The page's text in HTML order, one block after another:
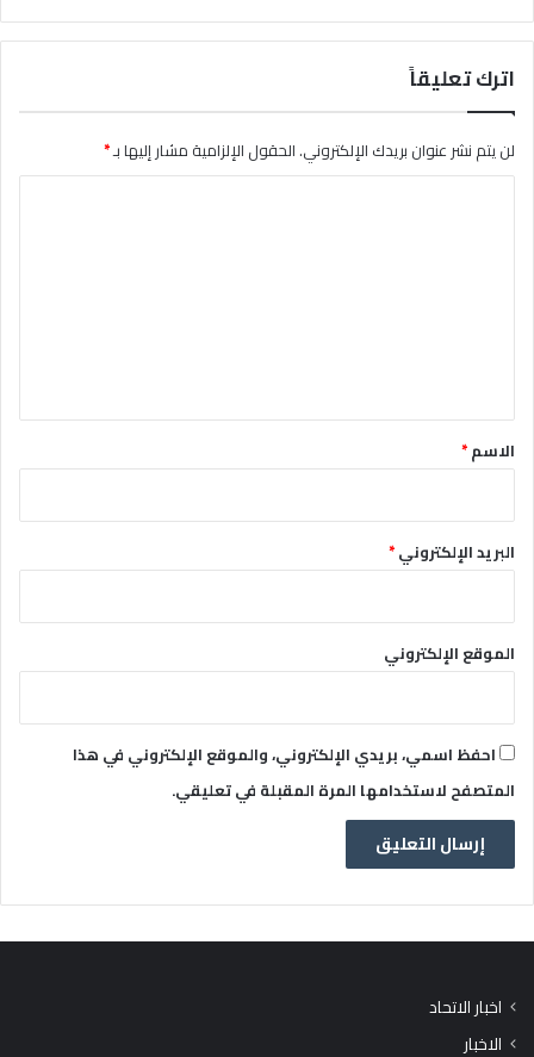
اترك تعليقاً
لن يتم نشر عنوان بريدك الإلكتروني.الحقول الإلزامية مشار إليها بـ*
*الاسم*
البريد الإلكتروني*
الموقع الإلكتروني
احفظ اسمي، بريدي الإلكتروني، والموقع الإلكتروني في هذا
المتصفح لاستخدامها المرة المقبلة في تعليقي.
اخبار الاتحاد
الاخبار